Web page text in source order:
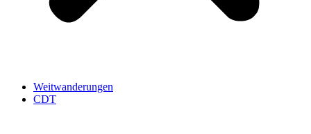
Weitwanderungen
CDT